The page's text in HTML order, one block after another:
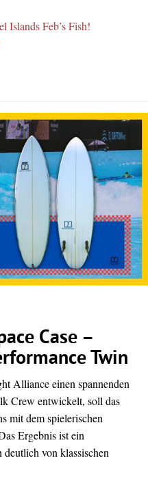
Islands Feb’s Fish!
Case –
Twin
Alliance einen spannenden
Crew entwickelt, soll das
mit dem spielerischen
Ergebnis ist ein
von klassischen